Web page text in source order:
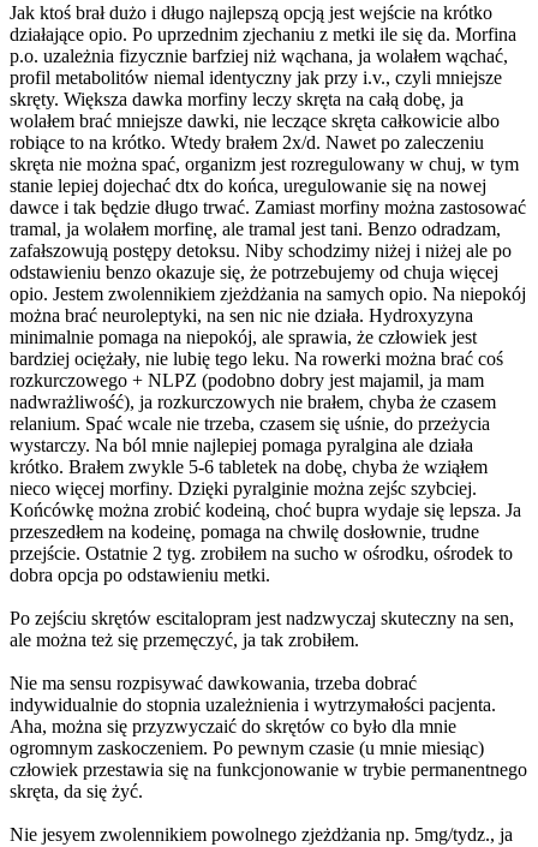
Jak ktoś brał dużo i długo najlepszą opcją jest wejście na krótko
działające opio. Po uprzednim zjechaniu z metki ile się da. Morfina
p.o. uzależnia fizycznie barfziej niż wąchana, ja wolałem wąchać,
profil metabolitów niemal identyczny jak przy i.v., czyli mniejsze
skręty. Większa dawka morfiny leczy skręta na całą dobę, ja
wolałem brać mniejsze dawki, nie leczące skręta całkowicie albo
robiące to na krótko. Wtedy brałem 2x/d. Nawet po zaleczeniu
skręta nie można spać, organizm jest rozregulowany w chuj, w tym
stanie lepiej dojechać dtx do końca, uregulowanie się na nowej
dawce i tak będzie długo trwać. Zamiast morfiny można zastosować
tramal, ja wolałem morfinę, ale tramal jest tani. Benzo odradzam,
zafałszowują postępy detoksu. Niby schodzimy niżej i niżej ale po
odstawieniu benzo okazuje się, że potrzebujemy od chuja więcej
opio. Jestem zwolennikiem zjeżdżania na samych opio. Na niepokój
można brać neuroleptyki, na sen nic nie działa. Hydroxyzyna
minimalnie pomaga na niepokój, ale sprawia, że człowiek jest
bardziej ociężały, nie lubię tego leku. Na rowerki można brać coś
rozkurczowego + NLPZ (podobno dobry jest majamil, ja mam
nadwrażliwość), ja rozkurczowych nie brałem, chyba że czasem
relanium. Spać wcale nie trzeba, czasem się uśnie, do przeżycia
wystarczy. Na ból mnie najlepiej pomaga pyralgina ale działa
krótko. Brałem zwykle 5-6 tabletek na dobę, chyba że wziąłem
nieco więcej morfiny. Dzięki pyralginie można zejśc szybciej.
Końcówkę można zrobić kodeiną, choć bupra wydaje się lepsza. Ja
przeszedłem na kodeinę, pomaga na chwilę dosłownie, trudne
przejście. Ostatnie 2 tyg. zrobiłem na sucho w ośrodku, ośrodek to
dobra opcja po odstawieniu metki.
Po zejściu skrętów escitalopram jest nadzwyczaj skuteczny na sen,
ale można też się przemęczyć, ja tak zrobiłem.
Nie ma sensu rozpisywać dawkowania, trzeba dobrać
indywidualnie do stopnia uzależnienia i wytrzymałości pacjenta.
Aha, można się przyzwyczaić do skrętów co było dla mnie
ogromnym zaskoczeniem. Po pewnym czasie (u mnie miesiąc)
człowiek przestawia się na funkcjonowanie w trybie permanentnego
skręta, da się żyć.
Nie jesyem zwolennikiem powolnego zjeżdżania np. 5mg/tydz., ja